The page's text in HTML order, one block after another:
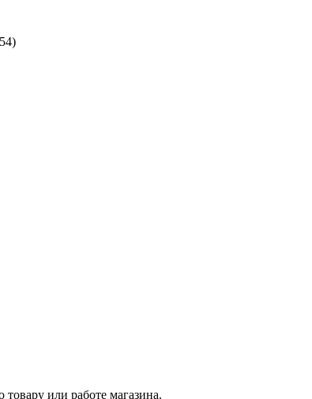
или работе магазина.